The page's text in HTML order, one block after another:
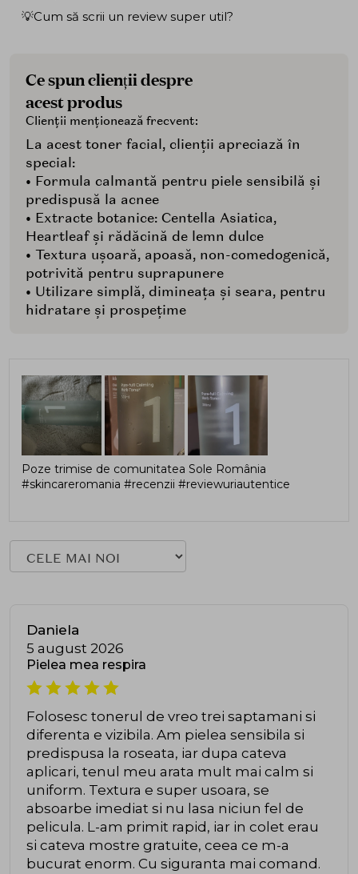
💡Cum să scrii un review super util?
Ce spun clienții despre
acest produs
Clienții menționează frecvent:
La acest toner facial, clienții apreciază în
special:
• Formula calmantă pentru piele sensibilă și
predispusă la acnee
• Extracte botanice: Centella Asiatica,
Heartleaf și rădăcină de lemn dulce
• Textura ușoară, apoasă, non-comedogenică,
potrivită pentru suprapunere
• Utilizare simplă, dimineața și seara, pentru
hidratare și prospețime
Poze trimise de comunitatea Sole România
#skincareromania #recenzii #reviewuriautentice
Daniela
5 august 2026
Pielea mea respira
Folosesc tonerul de vreo trei saptamani si
diferenta e vizibila. Am pielea sensibila si
predispusa la roseata, iar dupa cateva
aplicari, tenul meu arata mult mai calm si
uniform. Textura e super usoara, se
absoarbe imediat si nu lasa niciun fel de
pelicula. L-am primit rapid, iar in colet erau
si cateva mostre gratuite, ceea ce m-a
bucurat enorm. Cu siguranta mai comand.